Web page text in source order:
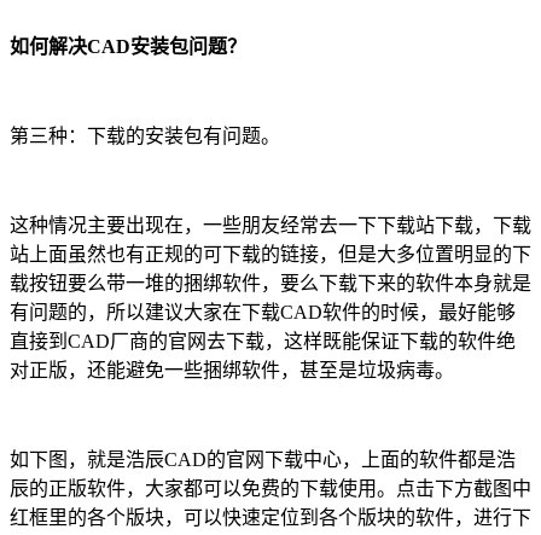
如何解决CAD安装包问题？
第三种：下载的安装包有问题。
这种情况主要出现在，一些朋友经常去一下下载站下载，下载
站上面虽然也有正规的可下载的链接，但是大多位置明显的下
载按钮要么带一堆的捆绑软件，要么下载下来的软件本身就是
有问题的，所以建议大家在下载CAD软件的时候，最好能够
直接到 CAD厂商的官网去下载，这样既能保证下载的软件绝
对正版，还能避免一些捆绑软件，甚至是垃圾病毒。
如下图，就是浩辰CAD的官网下载中心，上面的软件都是浩
辰的正版软件，大家都可以免费的下载使用。点击下方截图中
红框里的各个版块，可以快速定位到各个版块的软件，进行下